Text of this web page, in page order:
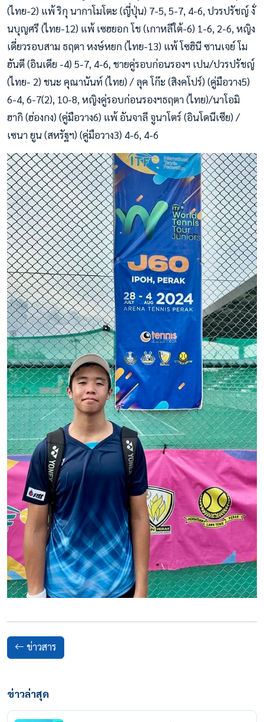
(ไทย-2) แพ้ ริกุ นากาโมโตะ (ญี่ปุ่น) 7-5, 5-7, 4-6, ปวรปรัชญ์ งั่
นบุญศรี (ไทย-12) แพ้ เซฮยอก โช (เกาหลีใต้-6) 1-6, 2-6, หญิง
เดี่ยวรอบสาม ธฤตา หงษ์หยก (ไทย-13) แพ้ โซฮินี ซานเจย์ โม
ฮันตี (อินเดีย -4) 5-7, 4-6, ชายคู่รอบก่อนรองฯ เปน/ปวรปรัชญ์
(ไทย- 2) ชนะ คุณานันท์ (ไทย) / ลุค โก๊ะ (สิงคโปร์) (คู่มือวาง5)
6-4, 6-7(2), 10-8, หญิงคู่รอบก่อนรองฯธฤตา (ไทย)/นาโอมิ
ฮากิ (ฮ่องกง) (คู่มือวาง6) แพ้ อันจาลี จูนาโตร์ (อินโดนีเซีย) /
เซนา ยูน (สหรัฐฯ) (คู่มือวาง3) 4-6, 4-6
ข่าวสาร
ข่าวล่าสุด